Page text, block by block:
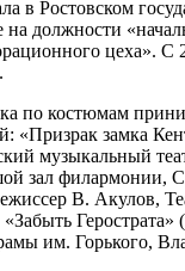
в Ростовском
на должности
цеха». С
по костюмам
«Призрак замка
музыкальный
зал филармонии,
В. Акулов,
Герострата»
им. Горького,